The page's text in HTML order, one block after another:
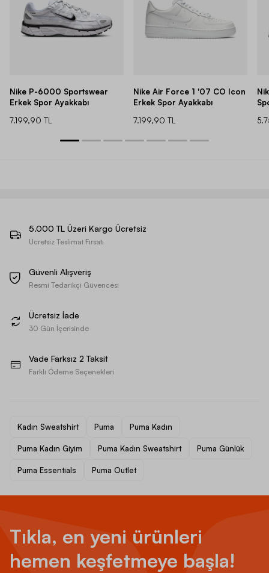
Nike P-6000 Sportswear
Erkek Spor Ayakkabı
7.199,90 TL
Nike Air Force 1 '07 CO Icon
Erkek Spor Ayakkabı
7.199,90 TL
5.000 TL Üzeri Kargo Ücretsiz
Ücretsiz Teslimat Fırsatı
Güvenli Alışveriş
Resmi Tedarikçi Güvencesi
Ücretsiz İade
30 Gün İçerisinde
Vade Farksız 2 Taksit
Farklı Ödeme Seçenekleri
Kadın Sweatshirt Puma Puma Kadın
Puma Kadın Giyim Puma Kadın Sweatshirt Puma Günlük
Puma Essentials Puma Outlet
Tıkla, en yeni ürünleri
hemen keşfetmeye başla!